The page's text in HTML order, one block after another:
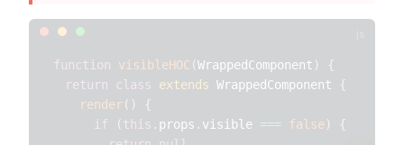
function visibleHOC (WrappedComponent )
{
return
class extends WrappedComponent
{
render( )
{
if
(this . props . visible === false)
{